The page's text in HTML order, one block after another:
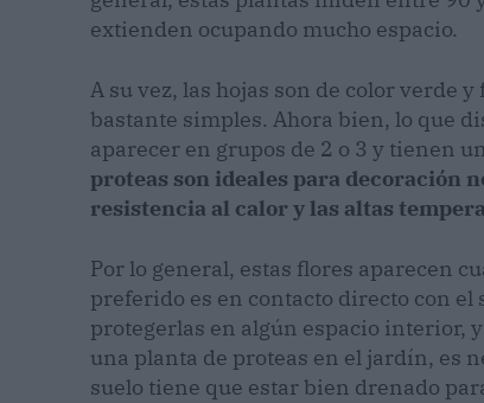
extienden ocupando mucho espacio.
A su vez, las hojas son de color verde
bastante simples. Ahora bien, lo que
aparecer en grupos de 2 o 3 y tienen
proteas son ideales para decoración
resistencia al calor y las altas
Por lo general, estas flores aparecen
preferido es en contacto directo con
protegerlas en algún espacio interior,
una planta de proteas en el jardín, es
suelo tiene que estar bien drenado